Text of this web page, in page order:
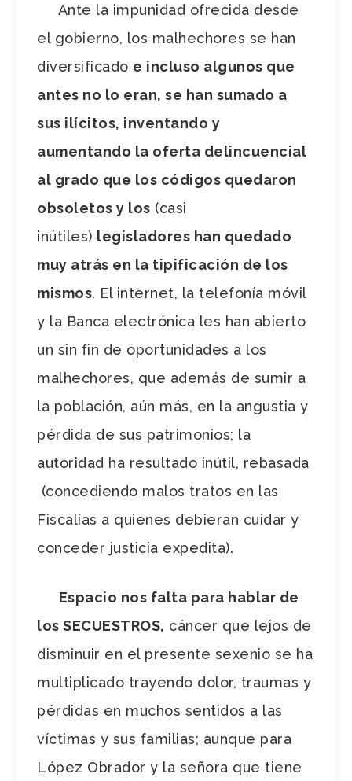
Ante la impunidad ofrecida desde
el gobierno, los malhechores se han
diversificado e incluso algunos que
antes no lo eran, se han sumado a
sus ilícitos, inventando y
aumentando la oferta delincuencial
al grado que los códigos quedaron
obsoletos y los (casi
inútiles) legisladores han quedado
muy atrás en la tipificación de los
mismos. El internet, la telefonía móvil
y la Banca electrónica les han abierto
un sin fin de oportunidades a los
malhechores, que además de sumir a
la población, aún más, en la angustia y
pérdida de sus patrimonios; la
autoridad ha resultado inútil, rebasada
(concediendo malos tratos en las
Fiscalías a quienes debieran cuidar y
conceder justicia expedita).
Espacio nos falta para hablar de
los SECUESTROS, cáncer que lejos de
disminuir en el presente sexenio se ha
multiplicado trayendo dolor, traumas y
pérdidas en muchos sentidos a las
víctimas y sus familias; aunque para
López Obrador y la señora que tiene